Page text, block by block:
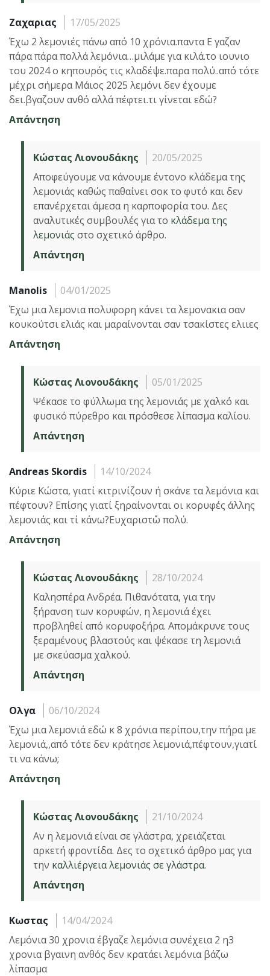
Ζαχαριας
17/05/2025
Έχω 2 λεμονιές πάνω από 10 χρόνια.παντα Ε γαζαν
πάρα πάρα πολλά λεμόνια…μιλάμε για κιλά.το ιουνιο
του 2024 ο κηπουρός τις κλαδέψε.παρα πολύ..από τότε
μέχρι σήμερα Μάιος 2025 λεμόνι δεν έχουμε
δει.βγαζουν ανθό αλλά πέφτει.τι γίνεται εδώ?
Απάντηση
Κώστας Λιονουδάκης
20/05/2025
Αποφεύγουμε να κάνουμε έντονο κλάδεμα της
λεμονιάς καθώς παθαίνει σοκ το φυτό και δεν
επανέρχεται άμεσα η καρποφορία του. Δες
αναλυτικές συμβουλές για το κλάδεμα της
λεμονιάς στο σχετικό άρθρο.
Απάντηση
Manolis
04/01/2025
Έχω μια λεμονια πολυφορη κάνει τα λεμονακια σαν
κουκούτσι ελιάς και μαραίνονται σαν τσακίστες ελιιες
Απάντηση
Κώστας Λιονουδάκης
05/01/2025
Ψέκασε το φύλλωμα της λεμονιάς με χαλκό και
φυσικό πύρεθρο και πρόσθεσε λίπασμα καλίου.
Απάντηση
Andreas Skordis
14/10/2024
Κύριε Κώστα, γιατί κιτρινίζουν ή σκάνε τα λεμόνια και
πέφτουν? Επίσης γιατί ξηραίνονται οι κορυφές άλλης
λεμονι΄άς και τί κάνω?Ευχαριστ΄ώ πολύ.
Απάντηση
Κώστας Λιονουδάκης
28/10/2024
Καλησπέρα Ανδρέα. Πιθανότατα, για την
ξήρανση των κορυφών, η λεμονιά έχει
προβληθεί από κορυφοξήρα. Απομάκρυνε τους
ξεραμένους βλαστούς και ψέκασε τη λεμονιά
με σκεύασμα χαλκού.
Απάντηση
Ολγα
06/10/2024
Έχω μια λεμονιά εδώ κ 8 χρόνια περίπου,την πήρα με
λεμονιά,,από τότε δεν κράτησε λεμονιά,πέφτουν,γιατί
τι να κάνω;
Απάντηση
Κώστας Λιονουδάκης
21/10/2024
Αν η λεμονιά είναι σε γλάστρα, χρειάζεται
αρκετή φροντίδα. Δες το σχετικό άρθρο μας για
την καλλιέργεια λεμονιάς σε γλάστρα.
Απάντηση
Κωστας
14/04/2024
Λεμόνια 30 χρονια έβγαζε λεμόνια συνέχεια 2 η3
χρονια βγαινη ανθός δεν κρατάει λεμόνια βάζω
λίπασμα